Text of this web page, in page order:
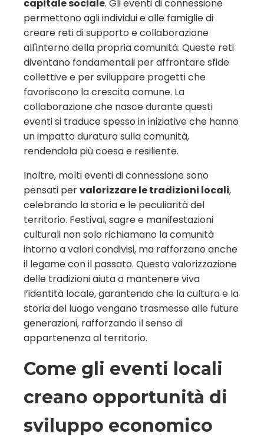
capitale sociale. Gli eventi di connessione
permettono agli individui e alle famiglie di
creare reti di supporto e collaborazione
all'interno della propria comunità. Queste reti
diventano fondamentali per affrontare sfide
collettive e per sviluppare progetti che
favoriscono la crescita comune. La
collaborazione che nasce durante questi
eventi si traduce spesso in iniziative che hanno
un impatto duraturo sulla comunità,
rendendola più coesa e resiliente.
Inoltre, molti eventi di connessione sono
pensati pervalorizzare le tradizioni locali,
celebrando la storia e le peculiarità del
territorio. Festival, sagre e manifestazioni
culturali non solo richiamano la comunità
intorno a valori condivisi, ma rafforzano anche
il legame con il passato. Questa valorizzazione
delle tradizioni aiuta a mantenere viva
l’identità locale, garantendo che la cultura e la
storia del luogo vengano trasmesse alle future
generazioni, rafforzando il senso di
appartenenza al territorio.
Come gli eventi locali
creano opportunità di
sviluppo economico